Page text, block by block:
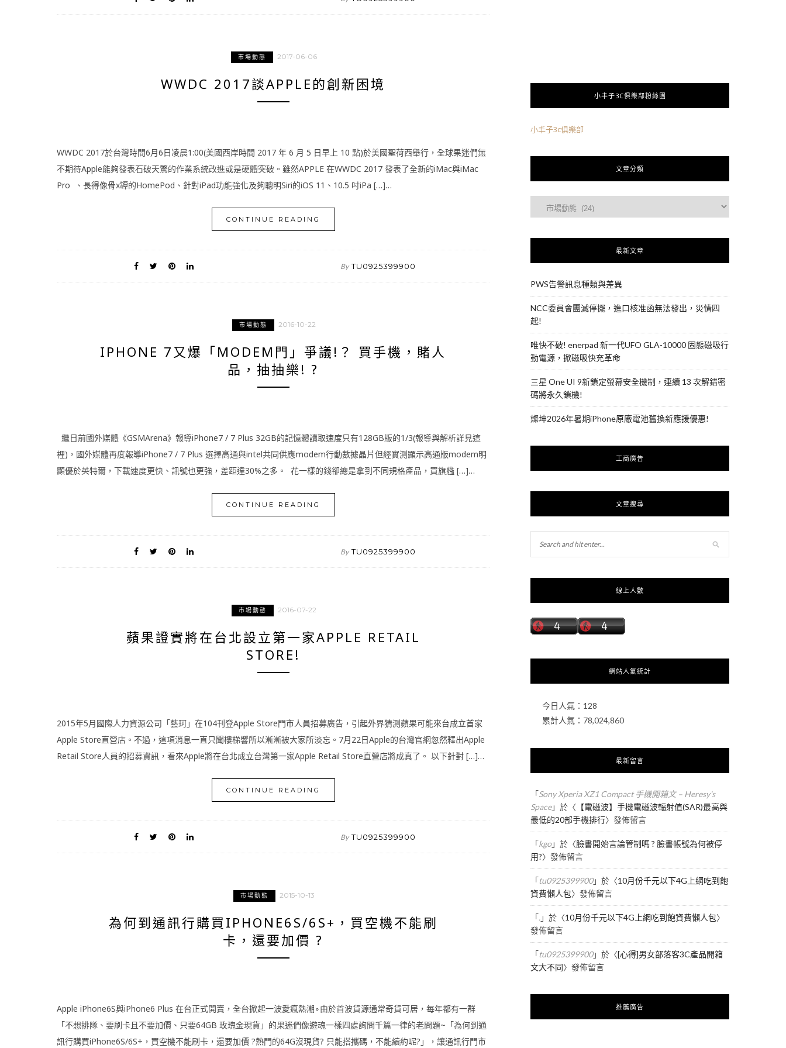
市場動態 2017-06-06
WWDC 2017談APPLE的創新困境
WWDC 2017於台灣時間6月6日凌晨1:00(美國西岸時間 2017 年 6 月 5 日早上 10 點)於美國聖荷西舉行，全球果迷們無
不期待Apple能夠發表石破天驚的作業系統改進或是硬體突破。雖然APPLE 在WWDC 2017 發表了全新的iMac與iMac
Pro 、長得像骨x罈的HomePod、針對iPad功能強化及夠聰明Siri的iOS 11、10.5 吋iPa […]…
CONTINUE READING
By TU0925399900
市場動態 2016-10-22
IPHONE 7又爆「MODEM門」爭議!？ 買手機，賭人
品，抽抽樂! ?
繼日前國外媒體《GSMArena》報導iPhone7 / 7 Plus 32GB的記憶體讀取速度只有128GB版的1/3(報導與解析詳見這
裡)，國外媒體再度報導iPhone7 / 7 Plus 選擇高通與intel共同供應ｍodem行動數據晶片但經實測顯示高通版modem明
顯優於英特爾，下載速度更快、訊號也更強，差距達30%之多。 花一樣的錢卻總是拿到不同規格產品，買旗艦 […]…
CONTINUE READING
By TU0925399900
市場動態 2016-07-22
蘋果證實將在台北設立第一家APPLE RETAIL
STORE!
2015年5月國際人力資源公司「藝珂」在104刊登Apple Store門市人員招募廣告，引起外界猜測蘋果可能來台成立首家
Apple Store直營店。不過，這項消息一直只聞樓梯響所以漸漸被大家所淡忘。7月22日Apple的台灣官網忽然釋出Apple
Retail Store人員的招募資訊，看來Apple將在台北成立台灣第一家Apple Retail Store直營店將成真了。 以下針對 […]…
CONTINUE READING
By TU0925399900
市場動態 2015-10-13
為何到通訊行購買IPHONE6S/6S+，買空機不能刷
卡，還要加價 ?
Apple iPhone6S與iPhone6 Plus 在台正式開賣，全台掀起一波愛瘋熱潮∘由於首波貨源通常奇貨可居，每年都有一群
「不想排隊、要刷卡且不要加價、只要64GB 玫瑰金現貨」的果迷們像遊魂一樣四處詢問千篇一律的老問題~「為何到通
訊行購買iPhone6S/6S+，買空機不能刷卡，還要加價 ?熱門的64G沒現貨? 只能搭攜碼，不能續約呢?」，讓通訊行門市
小丰子3C俱樂部粉絲團
小丰子3c俱樂部
文章分類
最新文章
PWS告警訊息種類與差異
NCC委員會團滅停擺，進口核准函無法發出，災情四
起!
唯快不破! enerpad 新一代UFO GLA-10000 固態磁吸行
動電源，掀磁吸快充革命
三星 One UI 9新鎖定螢幕安全機制，連續 13 次解錯密
碼將永久鎖機!
燦坤2026年暑期iPhone原廠電池舊換新應援優惠!
工商廣告
文章搜尋
線上人數
網站人氣統計
今日人氣： 128
累計人氣： 78,024,860
最新留言
「Sony Xperia XZ1 Compact 手機開箱文 – Heresy's
Space」於〈 【電磁波】手機電磁波輻射值(SAR)最高與
最低的20部手機排行〉發佈留言
「kgo」於〈臉書開始言論管制嗎 ? 臉書帳號為何被停
用?〉發佈留言
「tu0925399900」於〈10月份千元以下4G上網吃到飽
資費懶人包〉發佈留言
「.」於〈10月份千元以下4G上網吃到飽資費懶人包〉
發佈留言
「tu0925399900」於〈[心得]男女部落客3C產品開箱
文大不同〉發佈留言
推薦廣告